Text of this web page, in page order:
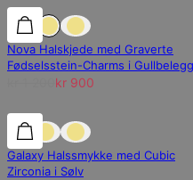
25% rabatt
Nova Halskjede med Graverte
Fødselsstein-Charms i Gullbelegg
kr 900
25% rabatt
Galaxy Halssmykke med Cubic
Zirconia i Sølv